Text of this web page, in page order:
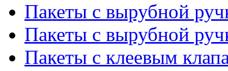
Пакеты с вырубной
Пакеты с вырубной
Пакеты с клеевым